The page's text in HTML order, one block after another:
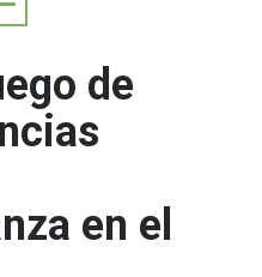
de
en el